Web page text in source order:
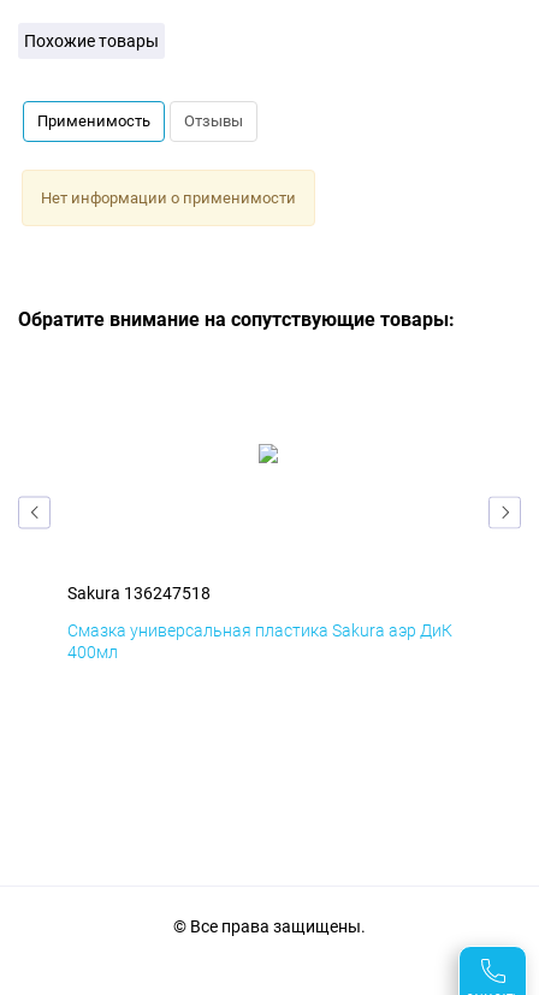
Похожие товары
Применимость Отзывы
Нет информации о применимости
Обратите внимание на сопутствующие товары:
Sakura 136247518
Смазка универсальная пластика Sakura аэр ДиК
400мл
© Все права защищены.